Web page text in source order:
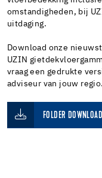
omstandigheden, bij
uitdaging.
Download onze
UZIN
vraag een gedrukte
adviseur van jouw regio.
FOLDER